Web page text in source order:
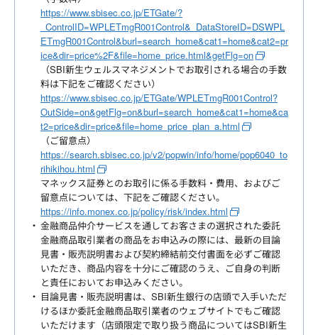
https://www.sbisec.co.jp/ETGate/?
_ControlID=WPLETmgR001Control&_DataStoreID=DSWPL
ETmgR001Control&burl=search_home&cat1=home&cat2=pr
ice&dir=price%2F&file=home_price.html&getFlg=on
（SBI新生ウェルスマネジメントでお取引される場合の手数
料は下記をご確認ください）
https://www.sbisec.co.jp/ETGate/WPLETmgR001Control?
OutSide=on&getFlg=on&burl=search_home&cat1=home&ca
t2=price&dir=price&file=home_price_plan_a.html
（ご留意点）
https://search.sbisec.co.jp/v2/popwin/info/home/pop6040_to
rihikihou.html
マネックス証券とのお取引に係る手数料・費用、およびご
留意点については、下記をご確認ください。
https://info.monex.co.jp/policy/risk/index.html
金融商品仲介サービスを通してお客さまの選択された委託
金融商品取引業者の商品をお申込みの際には、最新の目論
見書・販売説明書および契約締結前交付書面を必ずご確認
いただき、商品内容を十分にご確認のうえ、ご自身の判断
と責任においてお申込みください。
目論見書・販売説明書は、SBI新生銀行の店頭で入手いただ
けるほか委託金融商品取引業者のウェブサイトでもご確認
いただけます（店頭限定で取り扱う商品についてはSBI新生